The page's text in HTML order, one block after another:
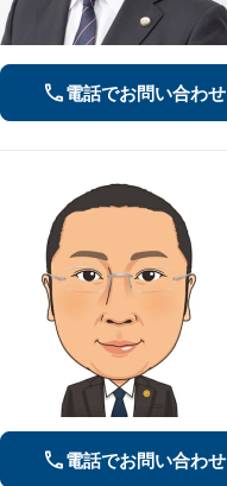
電話でお問い合わせ
電話でお問い合わせ